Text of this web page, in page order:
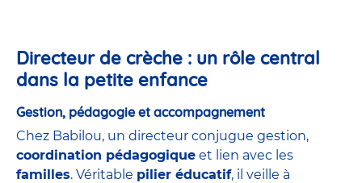
Directeur de crèche : un rôle central
dans la petite enfance
Gestion, pédagogie et accompagnement
Chez Babilou, un directeur conjugue gestion,
coordination pédagogique et lien avec les
familles. Véritable pilier éducatif, il veille à